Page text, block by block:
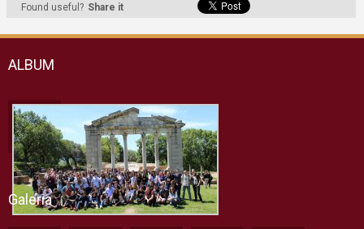
Found useful? Share it
ALBUM
Galeria